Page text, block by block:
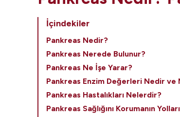
İçindekiler
Pankreas Nedir?
Pankreas Nerede Bulunur?
Pankreas Ne İşe Yarar?
Pankreas Enzim Değerleri Nedir ve
Pankreas Hastalıkları Nelerdir?
Pankreas Sağlığını Korumanın